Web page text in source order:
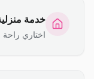
خدمة
اختاري راحة